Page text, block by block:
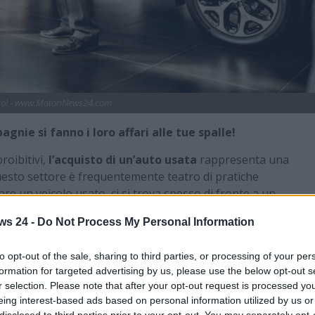
24 - Do Not Process My Personal Information
opt-out of the sale, sharing to third parties, or processing of your
for targeted advertising by us, please use the below opt-out
selection. Please note that after your opt-out request is processed
interest-based ads based on personal information utilized by us
si fanno i loro affari alle tue spalle!
l’acquisto di un’auto usata rappresenta una
settore è frequentemente teatro di pratiche
un veicolo usato, ci si trova spesso di fronte a un
possono utilizzare una serie di trucchi per massimizzare i
queste dinamiche non è solo utile, ma essenziale per
è quello disvalutare l’auto usatache si intende dare
enfatizzare il “valore” della propria auto per
vantaggiosa. Tuttavia, è fondamentale informarsi in